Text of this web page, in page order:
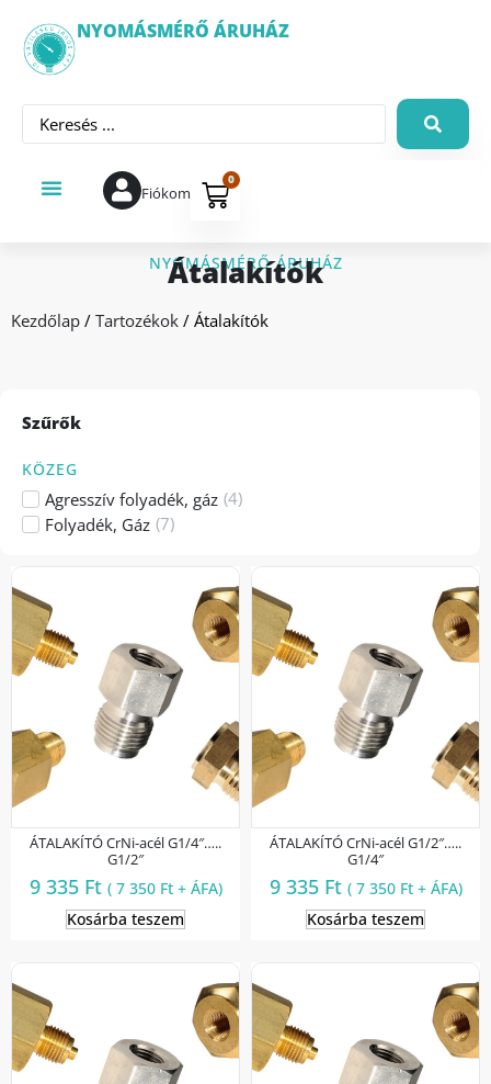
NYOMÁSMÉRŐ ÁRUHÁZ
Fiókom
0
NYOMÁSMÉRŐ ÁRUHÁZ
Átalakítók
Kezdőlap / Tartozékok / Átalakítók
Szűrők
KÖZEG
Agresszív folyadék, gáz (4)
Folyadék, Gáz (7)
ÁTALAKÍTÓ CrNi-acél G1/4″…..
G1/2″
9 335 Ft ( 7 350 Ft+ ÁFA)
Kosárba teszem
ÁTALAKÍTÓ CrNi-acél G1/2″…..
G1/4″
9 335 Ft ( 7 350 Ft+ ÁFA)
Kosárba teszem